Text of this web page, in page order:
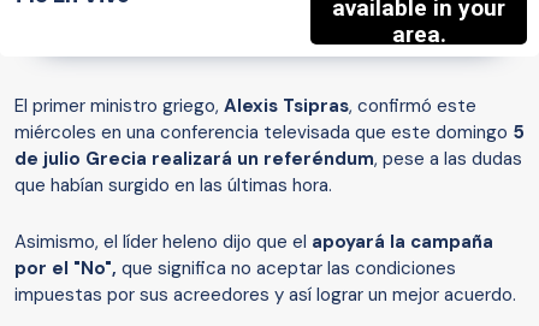
El primer ministro griego, Alexis Tsipras, confirmó este
miércoles en una conferencia televisada que este domingo 5
de julio Grecia realizará un referéndum, pese a las dudas
que habían surgido en las últimas hora.
Asimismo, el líder heleno dijo que el apoyará la campaña
por el "No", que significa no aceptar las condiciones
impuestas por sus acreedores y así lograr un mejor acuerdo.